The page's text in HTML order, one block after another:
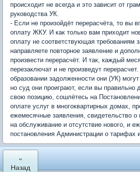
происходит не всегда и это зависит от
руководства УК.
- Если не произойдёт перерасчёта, то вы
оплату ЖКУ. И как только вам приходит
оплату не соответствующая требованиям
направляете повторное заявление и
произвести перерасчёт. И так, каждый
перезаключат и не произведут
образовании задолженности они (УК)
но суд они проиграют, если вы правильно
свою позицию, сошлётесь на
оплате услуг в многоквартирных домах,
ежемесячные заявления, свидетельство о
на обслуживание и отсутствие нового, и
постановления Администрации о тарифах и
«
Назад